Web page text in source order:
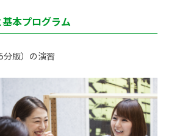
本プログラム
分版）の演習